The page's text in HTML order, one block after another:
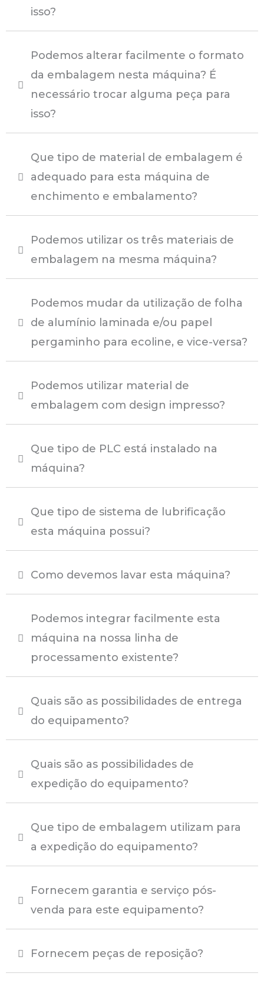
isso?
Podemos alterar facilmente o formato
da embalagem nesta máquina? É
necessário trocar alguma peça para
isso?
Que tipo de material de embalagem é
adequado para esta máquina de
enchimento e embalamento?
Podemos utilizar os três materiais de
embalagem na mesma máquina?
Podemos mudar da utilização de folha
de alumínio laminada e/ou papel
pergaminho para ecoline, e vice-versa?
Podemos utilizar material de
embalagem com design impresso?
Que tipo de PLC está instalado na
máquina?
Que tipo de sistema de lubrificação
esta máquina possui?
Como devemos lavar esta máquina?
Podemos integrar facilmente esta
máquina na nossa linha de
processamento existente?
Quais são as possibilidades de entrega
do equipamento?
Quais são as possibilidades de
expedição do equipamento?
Que tipo de embalagem utilizam para
a expedição do equipamento?
Fornecem garantia e serviço pós-
venda para este equipamento?
Fornecem peças de reposição?